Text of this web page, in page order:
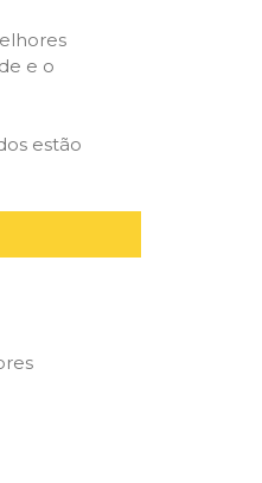
e o
estão